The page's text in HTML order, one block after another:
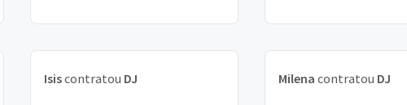
Isiscontratou DJ Milena contratou DJ